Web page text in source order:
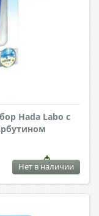
Hada Labo с
Нет в наличии